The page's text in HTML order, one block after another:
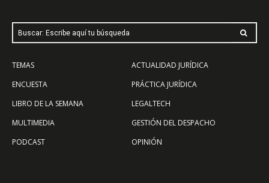
Buscar: Escribe aquí tu búsqueda
TEMAS
ENCUESTA
LIBRO DE LA SEMANA
MULTIMEDIA
PODCAST
ACTUALIDAD JURÍDICA
PRÁCTICA JURÍDICA
LEGALTECH
GESTIÓN DEL DESPACHO
OPINIÓN